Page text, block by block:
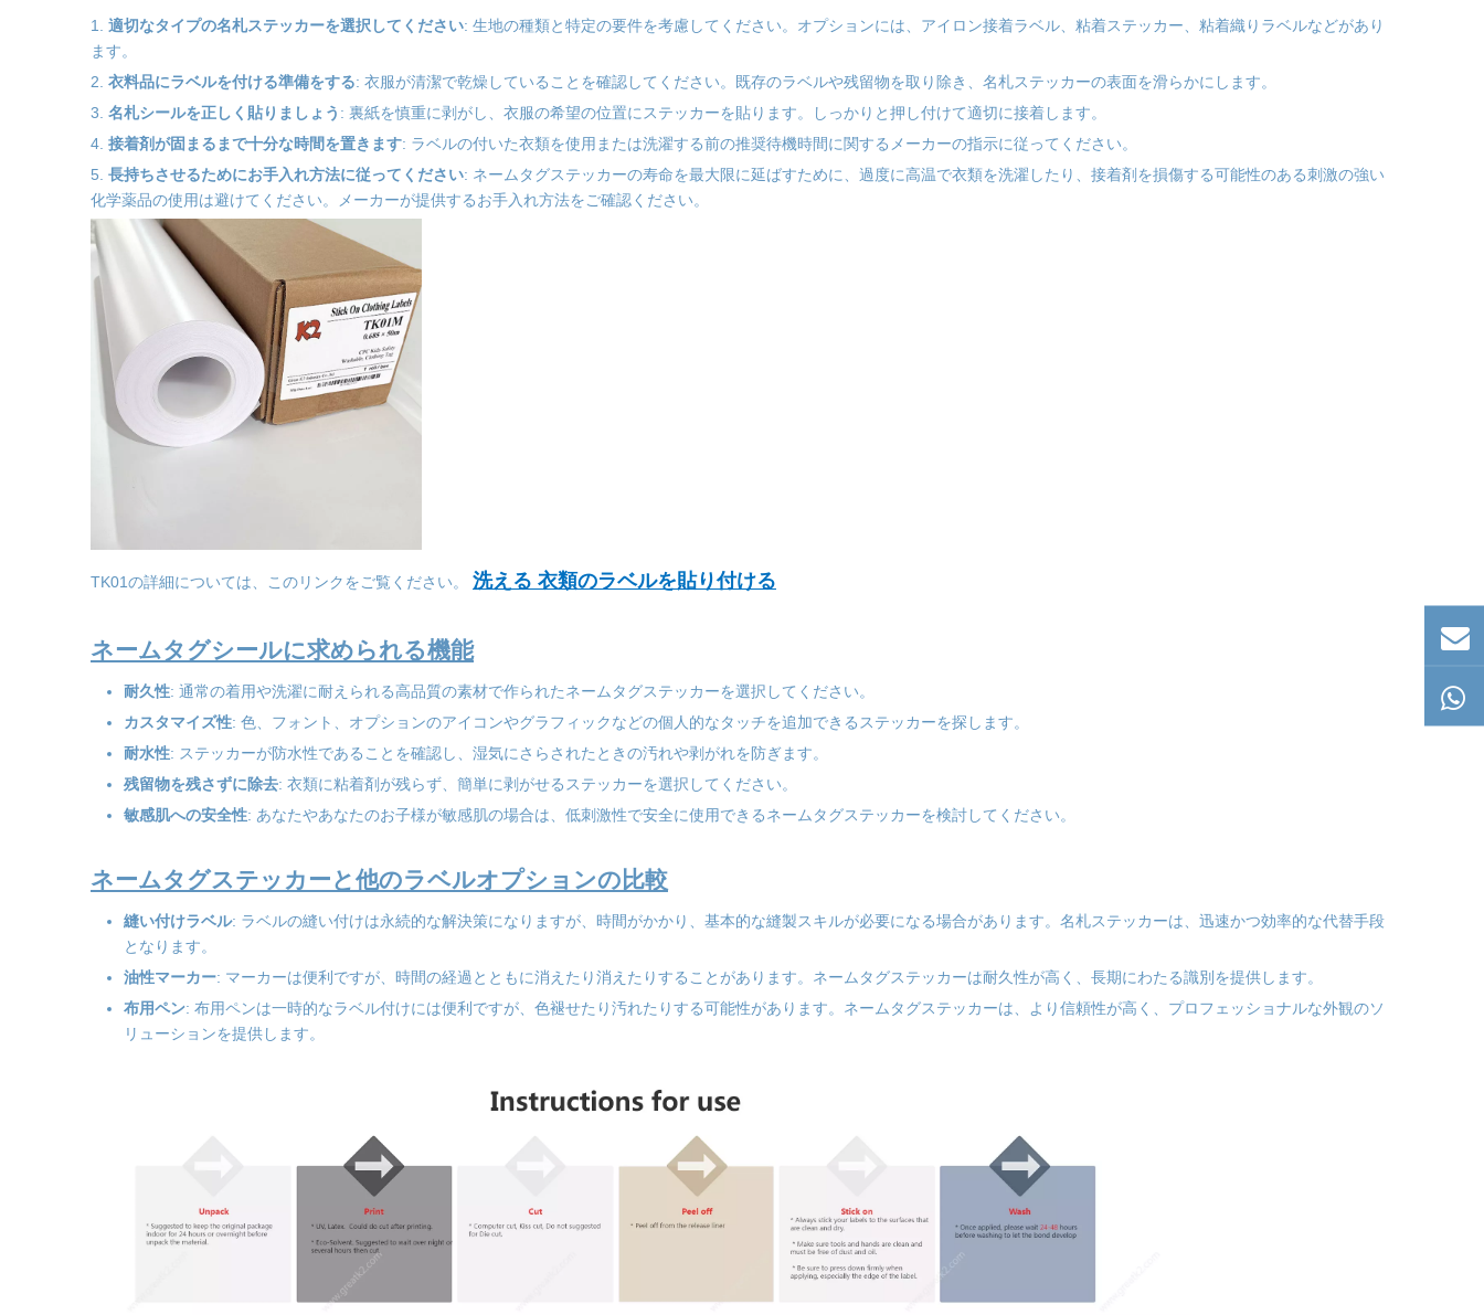
1. 適切なタイプの名札ステッカーを選択してください: 生地の種類と特定の要件を考慮してください。オプションには、アイロン接着ラベル、粘着ステッカー、粘着織りラベルなどがあり
ます。
2. 衣料品にラベルを付ける準備をする: 衣服が清潔で乾燥していることを確認してください。既存のラベルや残留物を取り除き、名札ステッカーの表面を滑らかにします。
3. 名札シールを正しく貼りましょう : 裏紙を慎重に剥がし、衣服の希望の位置にステッカーを貼ります。しっかりと押し付けて適切に接着します。
4. 接着剤が固まるまで十分な時間を置きます: ラベルの付いた衣類を使用または洗濯する前の推奨待機時間に関するメーカーの指示に従ってください。
5. 長持ちさせるためにお手入れ方法に従ってください: ネームタグステッカーの寿命を最大限に延ばすために、過度に高温で衣類を洗濯したり、接着剤を損傷する可能性のある刺激の強い
化学薬品の使用は避けてください。メーカーが提供するお手入れ方法をご確認ください。
TK01の詳細については、このリンクをご覧ください。 洗える 衣類のラベルを貼り付ける
ネームタグシールに求められる機能
耐久性: 通常の着用や洗濯に耐えられる高品質の素材で作られたネームタグステッカーを選択してください。
カスタマイズ性: 色、フォント、オプションのアイコンやグラフィックなどの個人的なタッチを追加できるステッカーを探します。
耐水性: ステッカーが防水性であることを確認し、湿気にさらされたときの汚れや剥がれを防ぎます。
残留物を残さずに除去: 衣類に粘着剤が残らず、簡単に剥がせるステッカーを選択してください。
敏感肌への安全性: あなたやあなたのお子様が敏感肌の場合は、低刺激性で安全に使用できるネームタグステッカーを検討してください。
ネームタグステッカーと他のラベルオプションの比較
縫い付けラベル: ラベルの縫い付けは永続的な解決策になりますが、時間がかかり、基本的な縫製スキルが必要になる場合があります。名札ステッカーは、迅速かつ効率的な代替手段
となります。
油性マーカー: マーカーは便利ですが、時間の経過とともに消えたり消えたりすることがあります。ネームタグステッカーは耐久性が高く、長期にわたる識別を提供します。
布用ペン: 布用ペンは一時的なラベル付けには便利ですが、色褪せたり汚れたりする可能性があります。ネームタグステッカーは、より信頼性が高く、プロフェッショナルな外観のソ
リューションを提供します。